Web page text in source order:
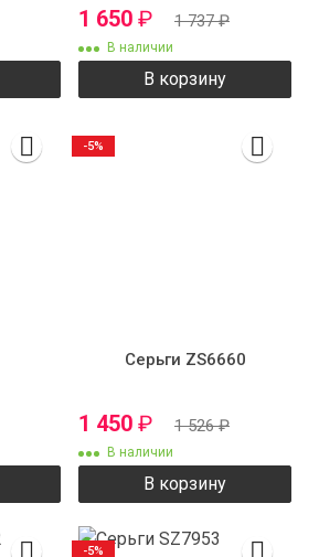
1 650 ₽ 1 737₽
В наличии
В корзину
Серьги ZS6660
1 450 ₽ 1 526₽
В наличии
В корзину
-5%
-5%